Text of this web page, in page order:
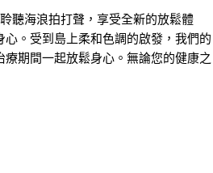
聽海浪拍打聲，享受全新的放鬆體
。受到島上柔和色調的啟發，我們的
期間一起放鬆身心。無論您的健康之